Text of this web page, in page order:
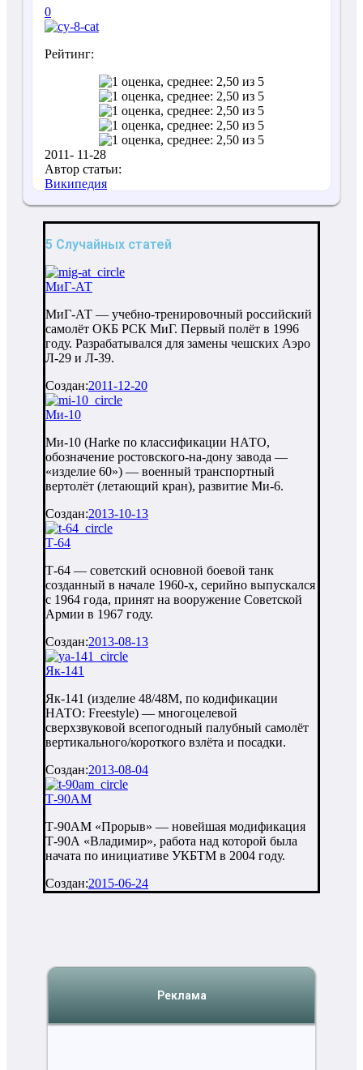
0
Рейтинг:
2011- 11-28
Автор статьи:
Википедия
5 Случайных статей
МиГ-АТ
МиГ-АТ — учебно-тренировочный российский
самолёт ОКБ РСК МиГ. Первый полёт в 1996
году. Разрабатывался для замены чешских Аэро
Л-29 и Л-39.
Создан:2011-12-20
Ми-10
Ми-10 (Harke по классификации НАТО,
обозначение ростовского-на-дону завода —
«изделие 60») — военный транспортный
вертолёт (летающий кран), развитие Ми-6.
Создан:2013-10-13
Т-64
Т-64 — советский основной боевой танк
созданный в начале 1960-х, серийно выпускался
с 1964 года, принят на вооружение Советской
Армии в 1967 году.
Создан:2013-08-13
Як-141
Як-141 (изделие 48/48М, по кодификации
НАТО: Freestyle) — многоцелевой
сверхзвуковой всепогодный палубный самолёт
вертикального/короткого взлёта и посадки.
Создан:2013-08-04
Т-90АМ
Т-90АМ «Прорыв» — новейшая модификация
Т-90А «Владимир», работа над которой была
начата по инициативе УКБТМ в 2004 году.
Создан:2015-06-24
Реклама